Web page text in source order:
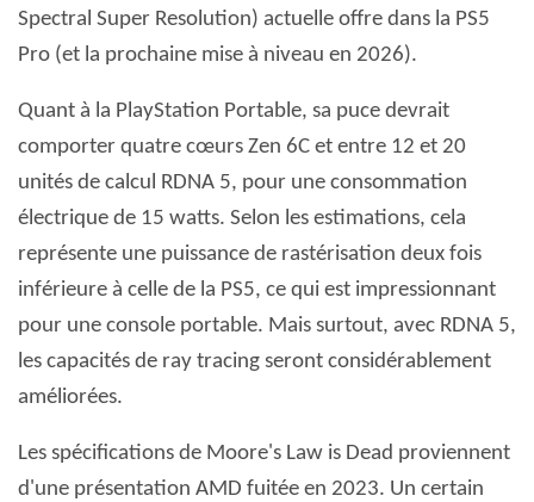
Spectral Super Resolution) actuelle offre dans la PS5
Pro (et la prochaine mise à niveau en 2026).
Quant à la PlayStation Portable, sa puce devrait
comporter quatre cœurs Zen 6C et entre 12 et 20
unités de calcul RDNA 5, pour une consommation
électrique de 15 watts. Selon les estimations, cela
représente une puissance de rastérisation deux fois
inférieure à celle de la PS5, ce qui est impressionnant
pour une console portable. Mais surtout, avec RDNA 5,
les capacités de ray tracing seront considérablement
améliorées.
Les spécifications de Moore's Law is Dead proviennent
d'une présentation AMD fuitée en 2023. Un certain